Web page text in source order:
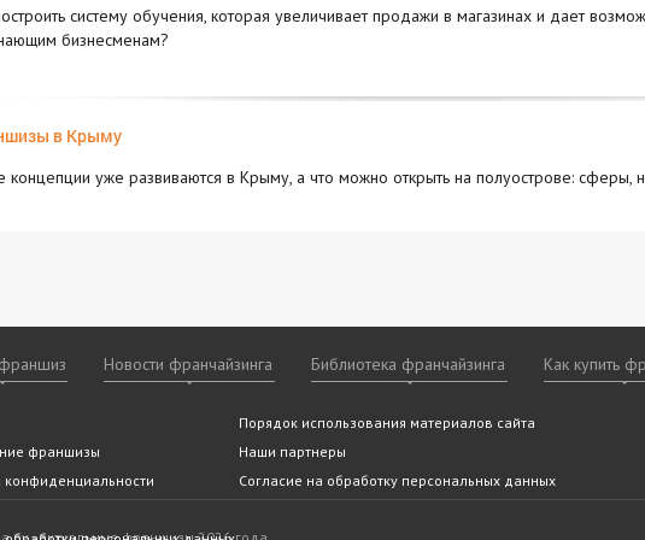
систему обучения, которая увеличивает продажи в магазинах и дает
бизнесменам?
в Крыму
концепции уже развиваются в Крыму, а что можно открыть на полуострове:
По алфавиту По городам
Новости франчайзинга
Новости
Библиотека франчайзинга
Статьи и аналитика
franshiza.ru в СМИ
Отзывы о франшизах
Как купить
ли Вам франчайзинг
франшизы
Помощь эксперта
(подобрать франшизу)
Часто задаваемые
мероприятия
франшизы
конфиденциальности
Порядок использования материалов сайта
Наши партнеры
Согласие на обработку персональных данных